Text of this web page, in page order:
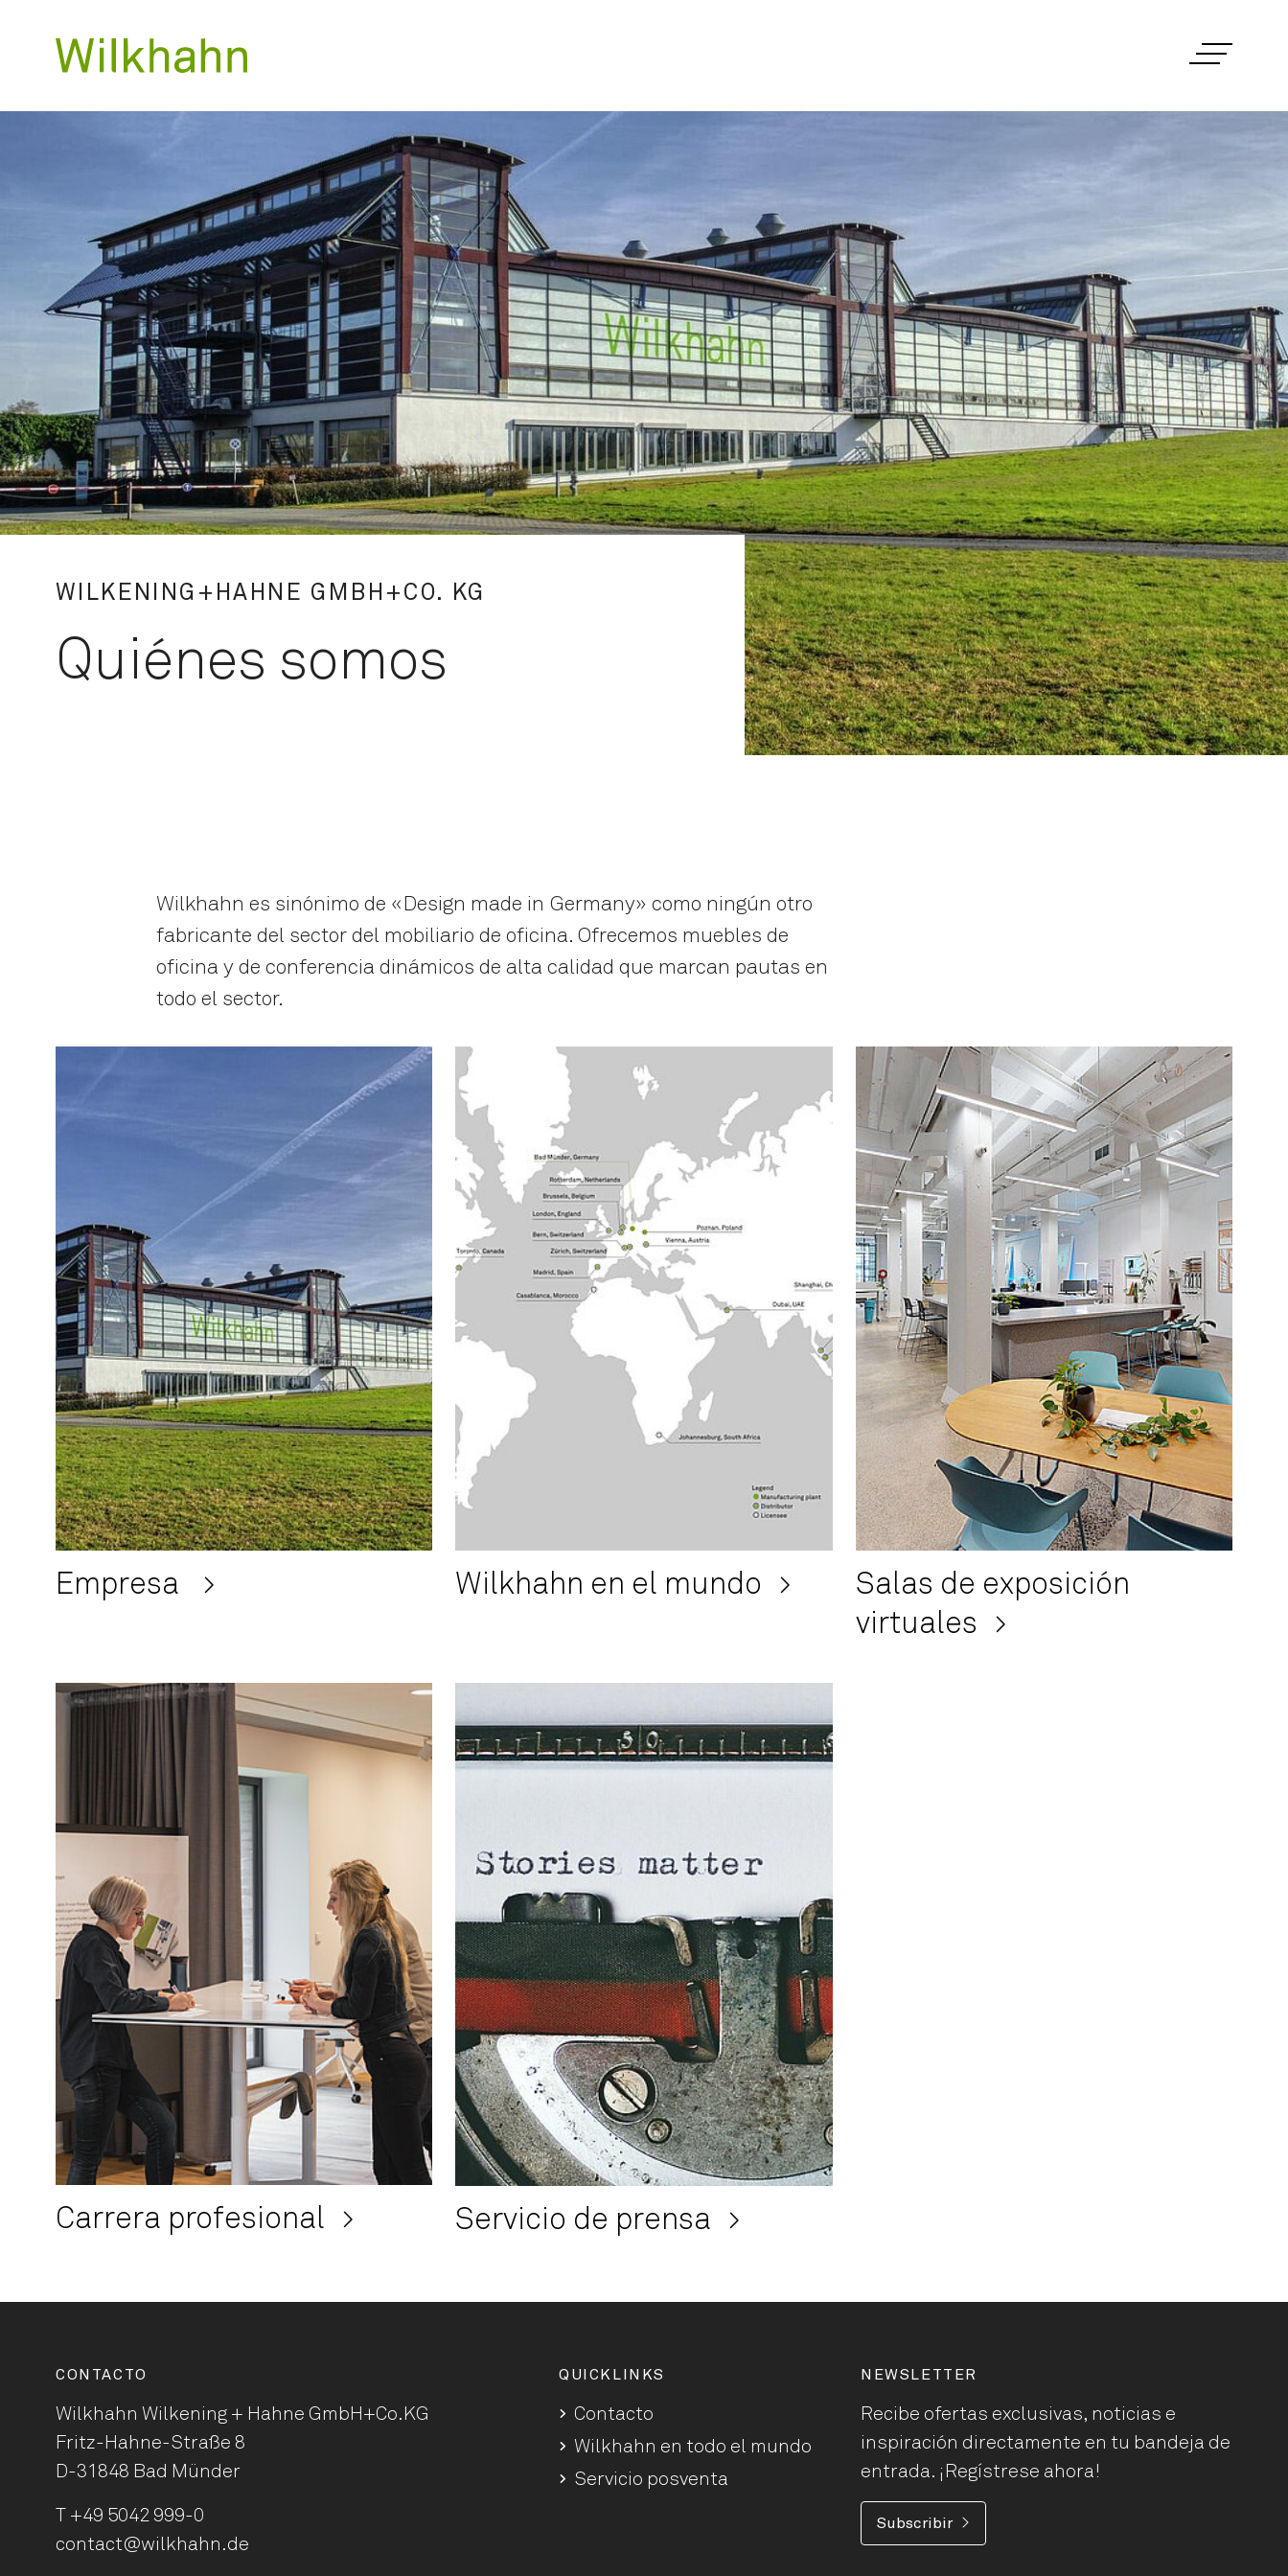
WILKENING+HAHNE GMBH+CO. KG
Quiénes somos
Wilkhahn es sinónimo de «Design made in Germany» como ningún otro
fabricante del sector del mobiliario de oficina. Ofrecemos muebles de
oficina y de conferencia dinámicos de alta calidad que marcan pautas en
todo el sector.
Empresa Wilkhahn en el mundo
Salas de exposición
virtuales
Carrera profesional Servicio de prensa
CONTACTO
Wilkhahn Wilkening + Hahne GmbH+Co.KG
Fritz-Hahne-Straße 8
D-31848 Bad Münder
+49 5042 999-0
contact@wilkhahn.de
QUICKLINKS
Contacto
Wilkhahn en todo el mundo
Servicio posventa
NEWSLETTER
Recibe ofertas exclusivas, noticias e
inspiración directamente en tu bandeja de
entrada. ¡Regístrese ahora!
Subscribir